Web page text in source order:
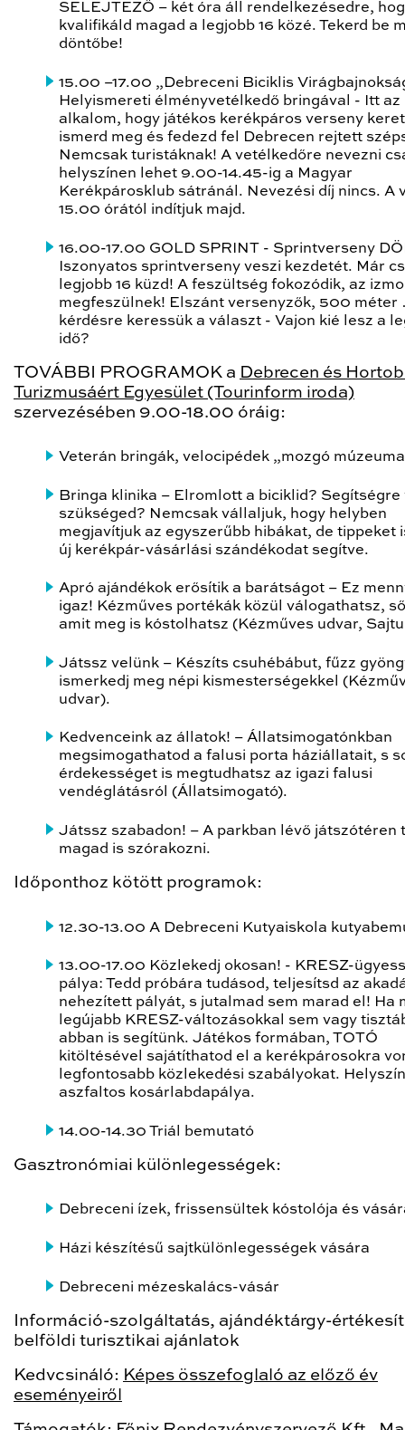
SELEJTEZŐ – két óra áll rendelkezésedre,
kvalifikáld magad a legjobb 16 közé. Tekerd be
döntőbe!
15.00 –17.00 „Debreceni Biciklis
Helyismereti élményvetélkedő bringával - Itt az
alkalom, hogy játékos kerékpáros verseny
ismerd meg és fedezd fel Debrecen rejtett
Nemcsak turistáknak! A vetélkedőre nevezni
helyszínen lehet 9.00-14.45-ig a Magyar
Kerékpárosklub sátránál. Nevezési díj nincs. A
15.00 órától indítjuk majd.
16.00-17.00 GOLD SPRINT - Sprintverseny
Iszonyatos sprintverseny veszi kezdetét. Már
legjobb 16 küzd! A feszültség fokozódik, az
megfeszülnek! Elszánt versenyzők, 500 méter
kérdésre keressük a választ - Vajon kié lesz a
idő?
TOVÁBBI PROGRAMOK a Debrecen és
Turizmusáért Egyesület (Tourinform iroda)
szervezésében 9.00-18.00 óráig:
Veterán bringák, velocipédek „mozgó
Bringa klinika – Elromlott a biciklid? Segítségre
szükséged? Nemcsak vállaljuk, hogy helyben
megjavítjuk az egyszerűbb hibákat, de tippeket
új kerékpár-vásárlási szándékodat segítve.
Apró ajándékok erősítik a barátságot – Ez
igaz! Kézműves portékák közül válogathatsz,
amit meg is kóstolhatsz (Kézműves udvar,
Játssz velünk – Készíts csuhébábut, fűzz
ismerkedj meg népi kismesterségekkel
udvar).
Kedvenceink az állatok! – Állatsimogatónkban
megsimogathatod a falusi porta háziállatait, s
érdekességet is megtudhatsz az igazi falusi
vendéglátásról (Állatsimogató).
Játssz szabadon! – A parkban lévő játszótéren
magad is szórakozni.
Időponthoz kötött programok:
12.30-13.00 A Debreceni Kutyaiskola
13.00-17.00 Közlekedj okosan! - KRESZ-
pálya: Tedd próbára tudásod, teljesítsd az
nehezített pályát, s jutalmad sem marad el! Ha
legújabb KRESZ-változásokkal sem vagy
abban is segítünk. Játékos formában, TOTÓ
kitöltésével sajátíthatod el a kerékpárosokra
legfontosabb közlekedési szabályokat.
aszfaltos kosárlabdapálya.
14.00-14.30 Triál bemutató
Gasztronómiai különlegességek:
Debreceni ízek, frissensültek kóstolója és
Házi készítésű sajtkülönlegességek vására
Debreceni mézeskalács-vásár
Információ-szolgáltatás, ajándéktárgy-
belföldi turisztikai ajánlatok
Kedvcsináló: Képes összefoglaló az előző év
eseményeiről